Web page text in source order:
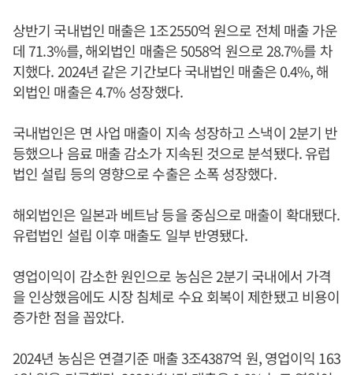
상반기 국내법인 매출은 1조2550억 원으로 전체 매출 가운
데 71.3%를, 해외법인 매출은 5058억 원으로 28.7%를 차
지했다. 2024년 같은 기간보다 국내법인 매출은 0.4%, 해
외법인 매출은 4.7% 성장했다.
국내법인은 면 사업 매출이 지속 성장하고 스낵이 2분기 반
등했으나 음료 매출 감소가 지속된 것으로 분석됐다. 유럽
법인 설립 등의 영향으로 수출은 소폭 성장했다.
해외법인은 일본과 베트남 등을 중심으로 매출이 확대됐다.
유럽법인 설립 이후 매출도 일부 반영됐다.
영업이익이 감소한 원인으로 농심은 2분기 국내에서 가격
을 인상했음에도 시장 침체로 수요 회복이 제한됐고 비용이
증가한 점을 꼽았다.
2024년 농심은 연결기준 매출 3조4387억 원, 영업이익 163